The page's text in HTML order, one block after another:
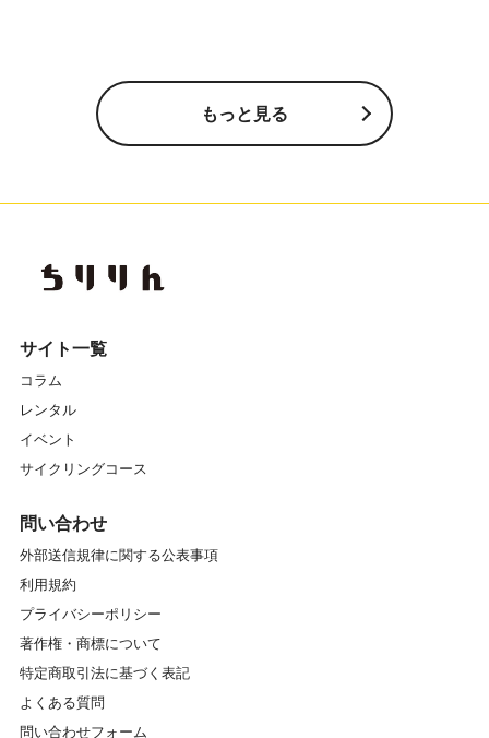
もっと見る
サイト一覧
コラム
レンタル
イベント
サイクリングコース
問い合わせ
外部送信規律に関する公表事項
利用規約
プライバシーポリシー
著作権・商標について
特定商取引法に基づく表記
よくある質問
問い合わせフォーム